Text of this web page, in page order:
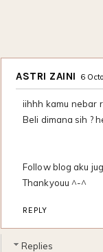
ASTRI ZAINI 6
iihhh kamu nebar
Beli dimana sih ?
Follow blog aku
Thankyouu ^-^
REPLY
Replies